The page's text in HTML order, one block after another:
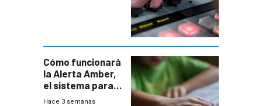
Cómo funcionará
la Alerta Amber,
el sistema para
la búsqueda
Hace 3 semanas